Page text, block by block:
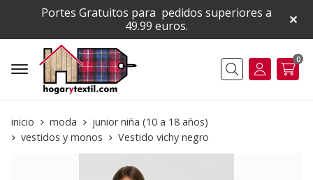
Portes Gratuitos para pedidos superiores a
49.99 euros.
Buscar
0
inicio moda
junior niña (10 a 18 años)
vestidos y monos
Vestido vichy negro